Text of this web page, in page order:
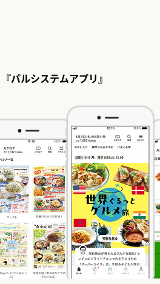
パルシステムアプリ』